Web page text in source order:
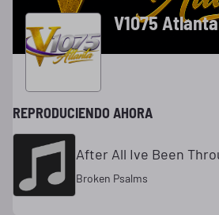
V1075 Atlanta
REPRODUCIENDO AHORA
Broken Psalms